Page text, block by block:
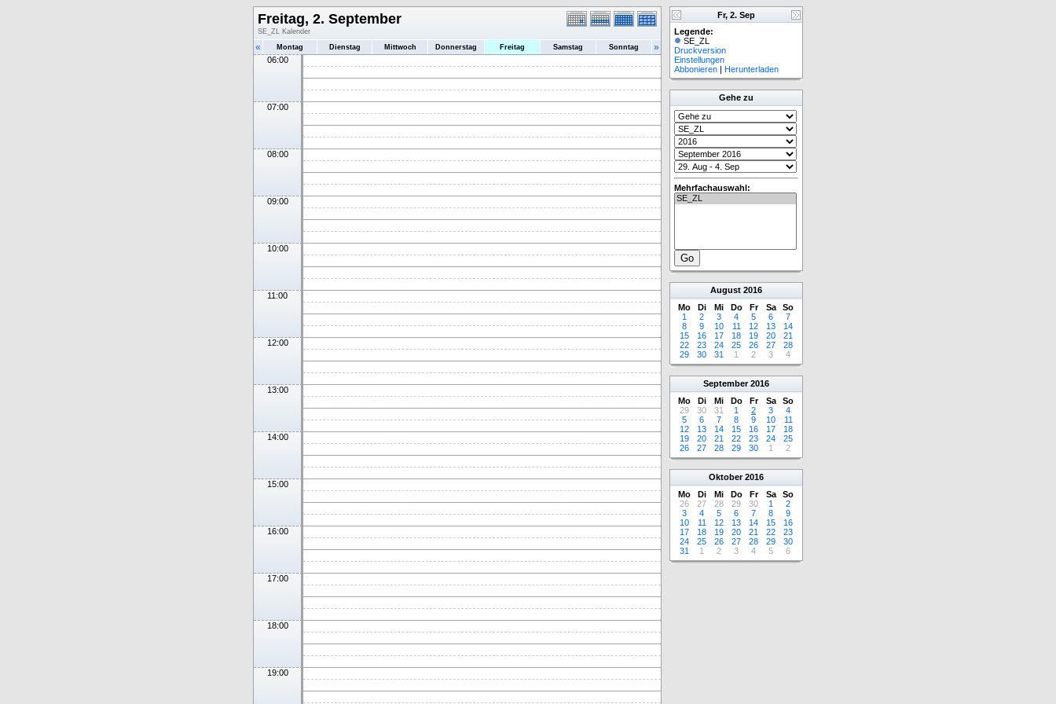
Freitag, 2. September
SE_ZL Kalender
« Montag Dienstag Mittwoch Donnerstag Freitag Samstag Sonntag »
06:00
07:00
08:00
09:00
10:00
11:00
12:00
13:00
14:00
15:00
16:00
17:00
18:00
19:00
Fr, 2. Sep
Legende:
SE_ZL
Druckversion
Einstellungen
Abbonieren | Herunterladen
Gehe zu
Mehrfachauswahl:
August 2016
Mo
Di Mi Do Fr Sa
So
1
2 3 4 5 6
7
8
9 10 11 12 13
14
15
16 17 18 19 20
21
22
23 24 25 26 27
28
29
30 31 1 2 3 4
September 2016
Mo
Di Mi Do Fr Sa
So
29
30 31 1 2 3
4
5
6 7 8 9 10
11
12
13 14 15 16 17
18
19
20 21 22 23 24
25
26
27 28 29 30 1 2
Oktober 2016
Mo
Di Mi Do Fr Sa
So
26
27 28 29 30 1
2
3
4 5 6 7 8
9
10
11 12 13 14 15
16
17
18 19 20 21 22
23
24
25 26 27 28 29
30
31
1 2 3 4 5 6